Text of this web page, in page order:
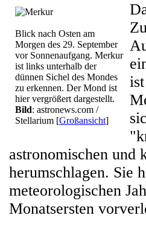
Blick nach Osten am
Morgen des 29. September
vor Sonnenaufgang. Merkur
ist links unterhalb der
dünnen Sichel des Mondes
zu erkennen. Der Mond ist
hier vergrößert dargestellt.
Bild: astronews.com /
Stellarium [Großansicht]
astronomischen und
herumschlagen. Sie
meteorologischen
Monatsersten